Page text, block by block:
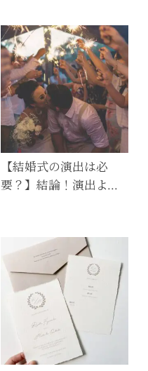
【結婚式の演出は必
要？】結論！演出よ…